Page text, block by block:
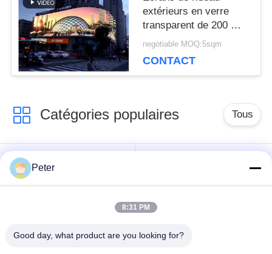
UN DEVIS
VR
PLAN
DU
SITE
EN
extérieurs en verre
transparent de 200 W
3840 Hz
negotiable MOQ:5sqm
CONTACT
Catégories populaires Tous
Affichage LED fixe
extérieur
Affichage LED de
Peter
8:31 PM
Good day, what product are you looking for?